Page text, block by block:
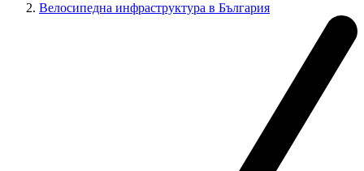
Велосипедна инфраструктура в България